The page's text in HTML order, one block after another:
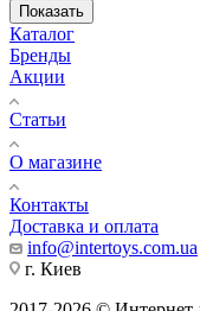
Показать
Каталог
Бренды
Акции
Статьи
О магазине
Контакты
Доставка и оплата
info@intertoys.com.ua
г. Киев